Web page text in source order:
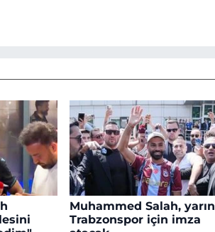
Muhammed Salah, yarın
Trabzonspor için imza